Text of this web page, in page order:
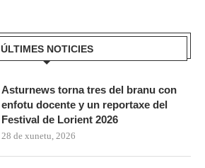
ÚLTIMES NOTICIES
Asturnews torna tres del branu con
enfotu docente y un reportaxe del
Festival de Lorient 2026
28 de xunetu, 2026